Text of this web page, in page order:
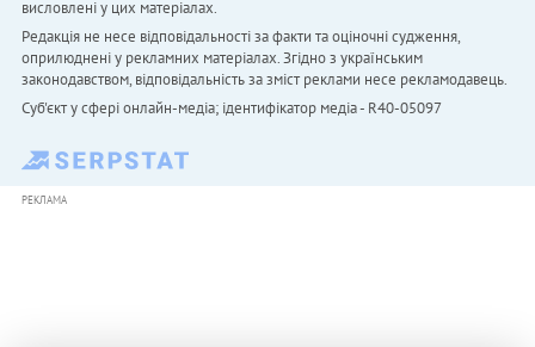
висловлені у цих матеріалах.
Редакція не несе відповідальності за факти та оціночні судження,
оприлюднені у рекламних матеріалах. Згідно з українським
законодавством, відповідальність за зміст реклами несе рекламодавець.
Cуб'єкт у сфері онлайн-медіа; ідентифікатор медіа - R40-05097
РЕКЛАМА